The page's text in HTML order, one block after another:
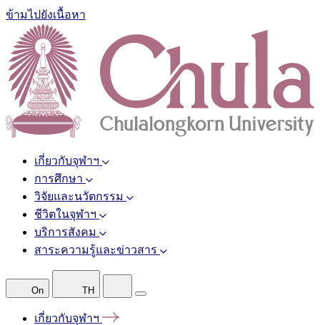
ข้ามไปยังเนื้อหา
เกี่ยวกับจุฬาฯ
การศึกษา
วิจัยและนวัตกรรม
ชีวิตในจุฬาฯ
บริการสังคม
สาระความรู้และข่าวสาร
On TH
เกี่ยวกับจุฬาฯ